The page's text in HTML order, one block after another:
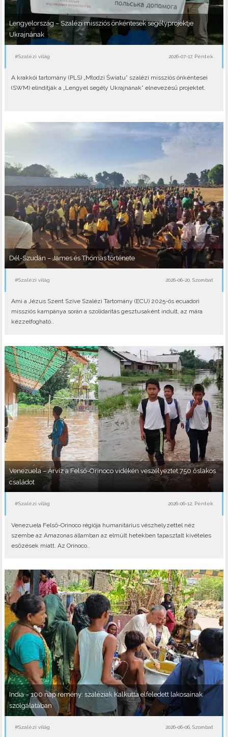
Lengyelország – Szalézi missziós önkéntesek segélyprojektje
Ukrajnának
#Szalézi világ 2026-07-17, Péntek
A krakkói tartomány (PLS) „Młodzi Światu” szalézi missziós önkéntesei
(SWM) elindítják a „Lengyel segély Ukrajnának” elnevezésű projektet.
Dél-Szudán – James és Thomas története
#Szalézi világ 2026-06-20, Szombat
Ami a Jézus Szent Szíve Szalézi Tartomány (ECU) 2025-ös ecuadori
missziós kampánya során a szolidaritás gesztusaként indult, az mára
kézzelfogható..
Venezuela – Árvíz a Felső-Orinoco vidékén veszélyeztet 750 őslakos
családot
#Szalézi világ 2026-06-12, Péntek
Venezuela Felső-Orinoco régiója humanitárius vészhelyzettel néz
szembe az Amazonas államban az elmúlt hetekben tapasztalt kivételes
esőzések miatt. Az Orinoco..
India – 100 nap remény: szaléziak Kalkutta elfeledett lakosainak
szolgálatában
#Szalézi világ 2026-06-06, Szombat